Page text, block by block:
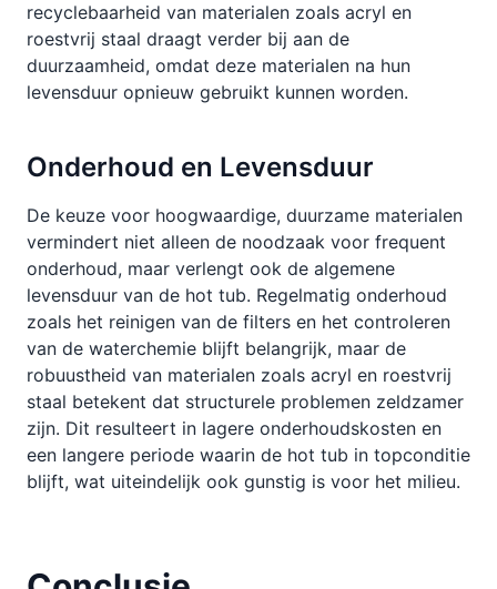
recyclebaarheid van materialen zoals acryl en
roestvrij staal draagt verder bij aan de
duurzaamheid, omdat deze materialen na hun
levensduur opnieuw gebruikt kunnen worden.
Onderhoud en Levensduur
De keuze voor hoogwaardige, duurzame materialen
vermindert niet alleen de noodzaak voor frequent
onderhoud, maar verlengt ook de algemene
levensduur van de hot tub. Regelmatig onderhoud
zoals het reinigen van de filters en het controleren
van de waterchemie blijft belangrijk, maar de
robuustheid van materialen zoals acryl en roestvrij
staal betekent dat structurele problemen zeldzamer
zijn. Dit resulteert in lagere onderhoudskosten en
een langere periode waarin de hot tub in topconditie
blijft, wat uiteindelijk ook gunstig is voor het milieu.